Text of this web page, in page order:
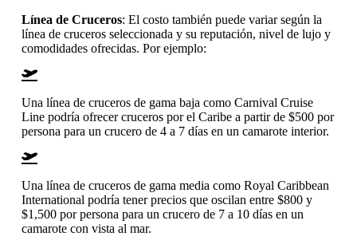
Línea de Cruceros: El costo también puede variar según la
línea de cruceros seleccionada y su reputación, nivel de lujo y
comodidades ofrecidas. Por ejemplo:
Una línea de cruceros de gama baja como Carnival Cruise
Line podría ofrecer cruceros por el Caribe a partir de $500 por
persona para un crucero de 4 a 7 días en un camarote interior.
Una línea de cruceros de gama media como Royal Caribbean
International podría tener precios que oscilan entre $800 y
$1,500 por persona para un crucero de 7 a 10 días en un
camarote con vista al mar.